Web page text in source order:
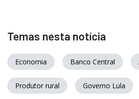
Temas nesta notícia
Economia Banco Central
Produtor rural Governo Lula